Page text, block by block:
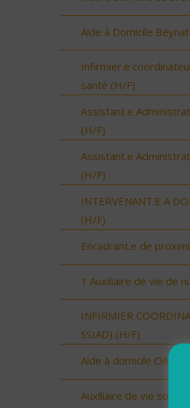
Aide à Domicile
Infirmier.e
santé (H/F)
Assistant.e
(H/F)
Assistant.e
(H/F)
INTERVENANT.E A
(H/F)
Encadrant.e de
1 Auxiliaire de vie de
INFIRMIER
SSIAD) (H/F)
Aide à domicile Cléon
Auxiliaire de vie